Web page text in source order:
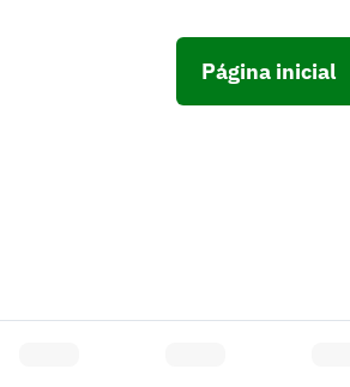
Página inicial